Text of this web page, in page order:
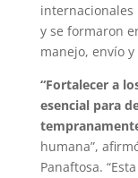
y se formaron
manejo, envío
“Fortalecer a
esencial para
humana”,
Panaftosa.